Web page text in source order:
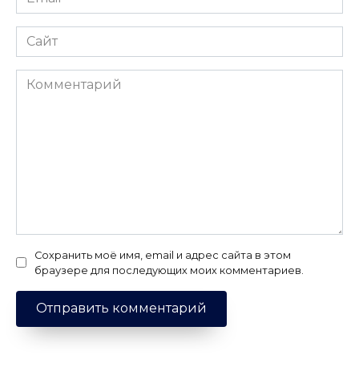
*
Сайт
Комментарий
Сохранить моё имя, email и адрес сайта в этом
браузере для последующих моих комментариев.